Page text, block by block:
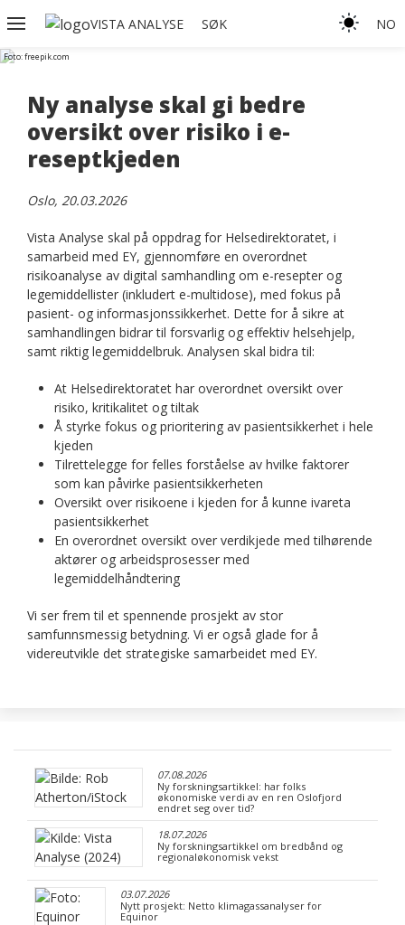
VISTA ANALYSE SØK NO
Foto: freepik.com
Ny analyse skal gi bedre
oversikt over risiko i e-
reseptkjeden
Oslo, 20.03.2026
Vista Analyse skal på oppdrag for Helsedirektoratet, i
samarbeid med EY, gjennomføre en overordnet
risikoanalyse av digital samhandling om e-resepter og
legemiddellister (inkludert e-multidose), med fokus på
pasient- og informasjonssikkerhet. Dette for å sikre at
samhandlingen bidrar til forsvarlig og effektiv helsehjelp,
samt riktig legemiddelbruk. Analysen skal bidra til:
At Helsedirektoratet har overordnet oversikt over
risiko, kritikalitet og tiltak
Å styrke fokus og prioritering av pasientsikkerhet i hele
kjeden
Tilrettelegge for felles forståelse av hvilke faktorer
som kan påvirke pasientsikkerheten
Oversikt over risikoene i kjeden for å kunne ivareta
pasientsikkerhet
En overordnet oversikt over verdikjede med tilhørende
aktører og arbeidsprosesser med
legemiddelhåndtering
Vi ser frem til et spennende prosjekt av stor
samfunnsmessig betydning. Vi er også glade for å
videreutvikle det strategiske samarbeidet med EY.
07.08.2026
Ny forskningsartikkel: har folks
økonomiske verdi av en ren Oslofjord
endret seg over tid?
18.07.2026
Ny forskningsartikkel om bredbånd og
regionaløkonomisk vekst
03.07.2026
Nytt prosjekt: Netto klimagassanalyser for
Equinor